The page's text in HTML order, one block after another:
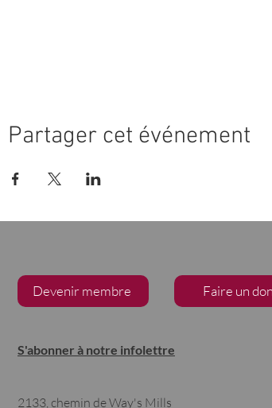
Partager cet événement
Devenir membre Faire un don
S'abonner à notre infolettre
2133, chemin de Way's Mills